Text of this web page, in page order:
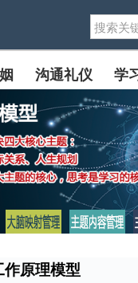
沟通礼仪 学
原理模型